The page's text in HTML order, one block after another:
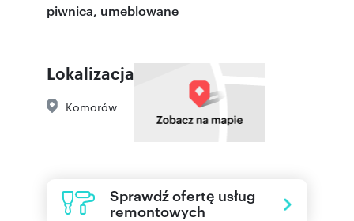
piwnica, umeblowane
Lokalizacja
Komorów
Sprawdź ofertę usług
remontowych